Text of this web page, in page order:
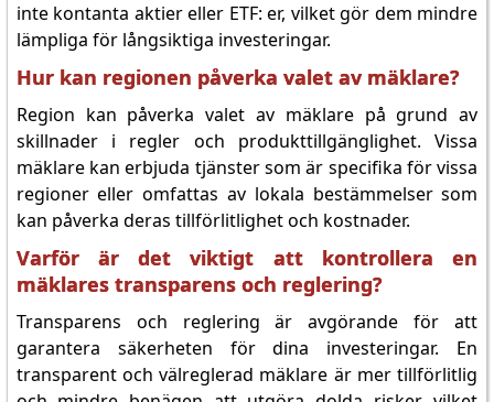
inte kontanta aktier eller ETF: er, vilket gör dem mindre
lämpliga för långsiktiga investeringar.
Hur kan regionen påverka valet av mäklare?
Region kan påverka valet av mäklare på grund av
skillnader i regler och produkttillgänglighet. Vissa
mäklare kan erbjuda tjänster som är specifika för vissa
regioner eller omfattas av lokala bestämmelser som
kan påverka deras tillförlitlighet och kostnader.
Varför är det viktigt att kontrollera en
mäklares transparens och reglering?
Transparens och reglering är avgörande för att
garantera säkerheten för dina investeringar. En
transparent och välreglerad mäklare är mer tillförlitlig